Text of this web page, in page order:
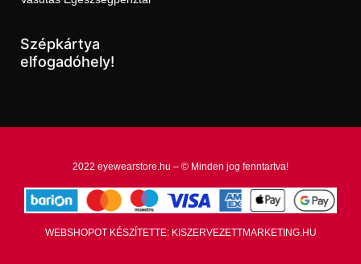
Szépkártya
elfogadóhely!
2022 eyewearstore.hu – © Minden jog fenntartva!
WEBSHOPOT KÉSZÍTETTE: KISZERVEZETTMARKETING.HU